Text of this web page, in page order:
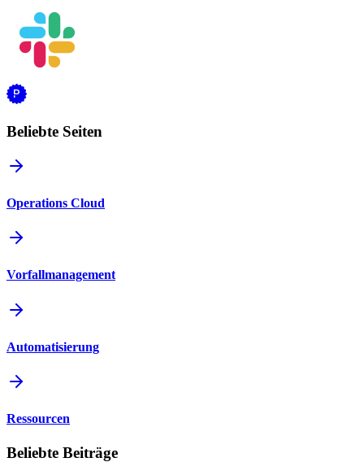
Beliebte Seiten
Operations Cloud
Vorfallmanagement
Automatisierung
Ressourcen
Beliebte Beiträge